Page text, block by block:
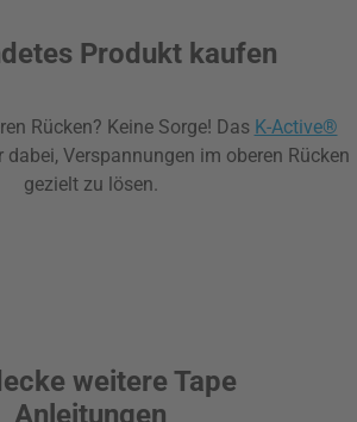
Produkt kaufen
Rücken? Keine Sorge! Das K-Active®
Verspannungen im oberen Rücken
gezielt zu lösen.
weitere Tape
Anleitungen